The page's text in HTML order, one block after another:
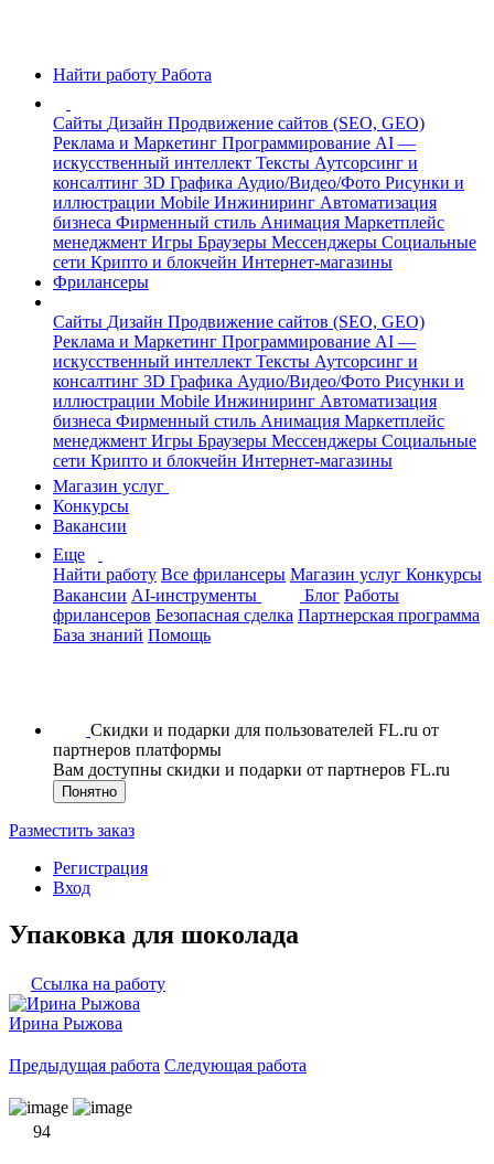
Найти работу Работа
Сайты Дизайн Продвижение сайтов (SEO, GEO)
Реклама и Маркетинг Программирование AI —
искусственный интеллект Тексты Аутсорсинг и
консалтинг 3D Графика Аудио/Видео/Фото Рисунки и
иллюстрации Mobile Инжиниринг Автоматизация
бизнеса Фирменный стиль Анимация Маркетплейс
менеджмент Игры Браузеры Мессенджеры Социальные
сети Крипто и блокчейн Интернет-магазины
Фрилансеры
Сайты Дизайн Продвижение сайтов (SEO, GEO)
Реклама и Маркетинг Программирование AI —
искусственный интеллект Тексты Аутсорсинг и
консалтинг 3D Графика Аудио/Видео/Фото Рисунки и
иллюстрации Mobile Инжиниринг Автоматизация
бизнеса Фирменный стиль Анимация Маркетплейс
менеджмент Игры Браузеры Мессенджеры Социальные
сети Крипто и блокчейн Интернет-магазины
Магазин услуг
Конкурсы
Вакансии
Еще
Найти работу Все фрилансеры Магазин услуг Конкурсы
Вакансии AI-инструменты Блог Работы
фрилансеров Безопасная сделка Партнерская программа
База знаний Помощь
Скидки и подарки для пользователей FL.ru от
партнеров платформы
Вам доступны скидки и подарки от партнеров FL.ru
Понятно
Разместить заказ
Регистрация
Вход
Упаковка для шоколада
Ссылка на работу
Ирина Рыжова
Предыдущая работа Следующая работа
94